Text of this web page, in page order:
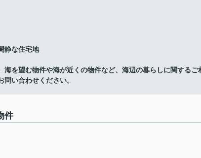
静な住宅地
を望む物件や海が近くの物件など、海辺の暮らしに関するご
い合わせください。
件